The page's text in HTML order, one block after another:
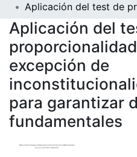
All of DSpace
Documents
Aplicación del
excepción de
para garantizar
fundamentales